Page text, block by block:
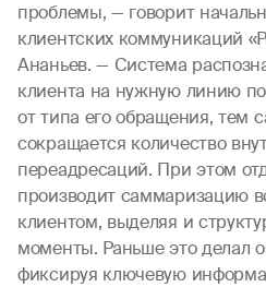
проблемы, — говорит
клиентских коммуникаций
Ананьев. — Система
клиента на нужную линию
от типа его обращения, тем
сокращается количество
переадресаций. При этом
производит саммаризацию
клиентом, выделяя и
моменты. Раньше это делал
фиксируя ключевую